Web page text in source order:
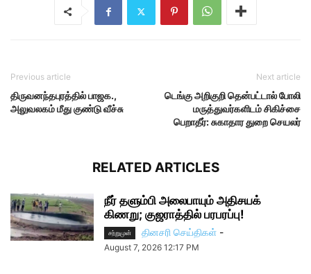
Previous article
திருவனந்தபுரத்தில் பாஜக.,
அலுவலகம் மீது குண்டு வீச்சு
Next article
டெங்கு அறிகுறி தென்பட்டால் போலி
மருத்துவர்களிடம் சிகிச்சை
பெறாதீர்: சுகாதார துறை செயலர்
RELATED ARTICLES
நீர் தளும்பி அலைபாயும் அதிசயக்
கிணறு; குஜராத்தில் பரபரப்பு!
சற்றுமுன் தினசரி செய்திகள் -
August 7, 2026 12:17 PM